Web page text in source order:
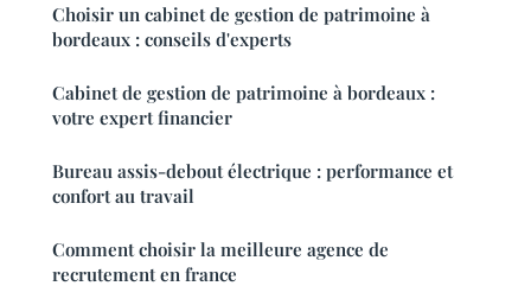
Choisir un cabinet de gestion de patrimoine à
bordeaux : conseils d'experts
Cabinet de gestion de patrimoine à bordeaux :
votre expert financier
Bureau assis-debout électrique : performance et
confort au travail
Comment choisir la meilleure agence de
recrutement en france